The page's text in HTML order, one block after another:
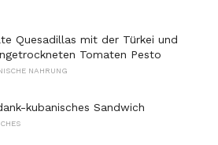
Quesadillas mit der Türkei und
Tomaten Pesto
NAHRUNG
kubanisches Sandwich